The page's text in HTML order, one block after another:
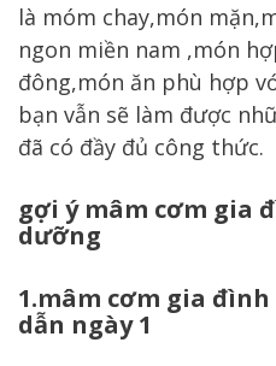
là móm chay,món
ngon miền nam ,món
đông,món ăn phù hợp
bạn vẫn sẽ làm được
đã có đầy đủ công thức.
gợi ý mâm cơm gia
dưỡng
1.mâm cơm gia
dẫn ngày 1